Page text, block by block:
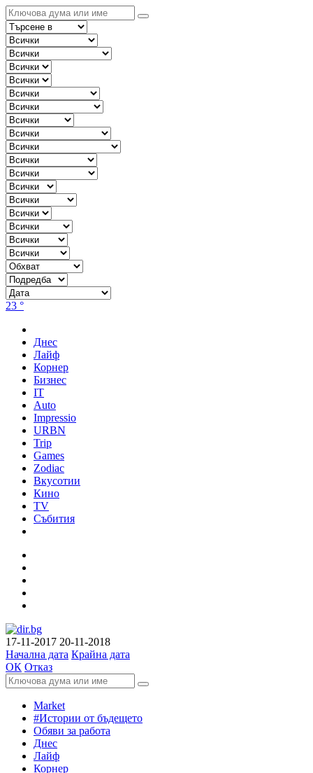
23 °
Днес
Лайф
Корнер
Бизнес
IT
Auto
Impressio
URBN
Trip
Games
Zodiac
Вкусотии
Кино
TV
Събития
17-11-2017 20-11-2018
Начална дата Крайна дата
ОК Отказ
Market
#Истории от бъдещето
Обяви за работа
Днес
Лайф
Корнер